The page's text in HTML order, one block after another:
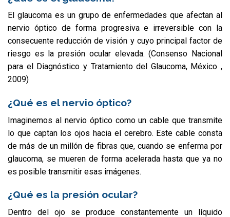
El glaucoma es un grupo de enfermedades que afectan al
nervio óptico de forma progresiva e irreversible con la
consecuente reducción de visión y cuyo principal factor de
riesgo es la presión ocular elevada. (Consenso Nacional
para el Diagnóstico y Tratamiento del Glaucoma, México ,
2009)
¿Qué es el nervio óptico?
Imaginemos al nervio óptico como un cable que transmite
lo que captan los ojos hacia el cerebro. Este cable consta
de más de un millón de fibras que, cuando se enferma por
glaucoma, se mueren de forma acelerada hasta que ya no
es posible transmitir esas imágenes.
¿Qué es la presión ocular?
Dentro del ojo se produce constantemente un líquido